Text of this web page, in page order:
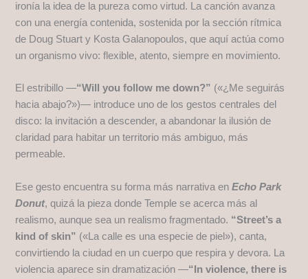
ironía la idea de la pureza como virtud. La canción avanza
con una energía contenida, sostenida por la sección rítmica
de Doug Stuart y Kosta Galanopoulos, que aquí actúa como
un organismo vivo: flexible, atento, siempre en movimiento.
El estribillo —“Will you follow me down?” («¿Me seguirás
hacia abajo?»)— introduce uno de los gestos centrales del
disco: la invitación a descender, a abandonar la ilusión de
claridad para habitar un territorio más ambiguo, más
permeable.
Ese gesto encuentra su forma más narrativa enEcho Park
Donut, quizá la pieza donde Temple se acerca más al
realismo, aunque sea un realismo fragmentado. “Street’s a
kind of skin” («La calle es una especie de piel»), canta,
convirtiendo la ciudad en un cuerpo que respira y devora. La
violencia aparece sin dramatización —“In violence, there is